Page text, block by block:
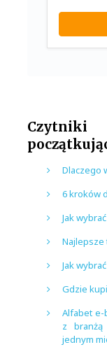
Dlaczego
6 kroków
Jak
Najlepsze
Jak
Gdzie
Alfabet e-
z
jednym